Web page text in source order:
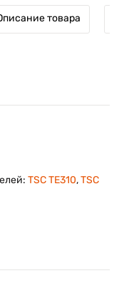
товара
TSC TE310,TSC